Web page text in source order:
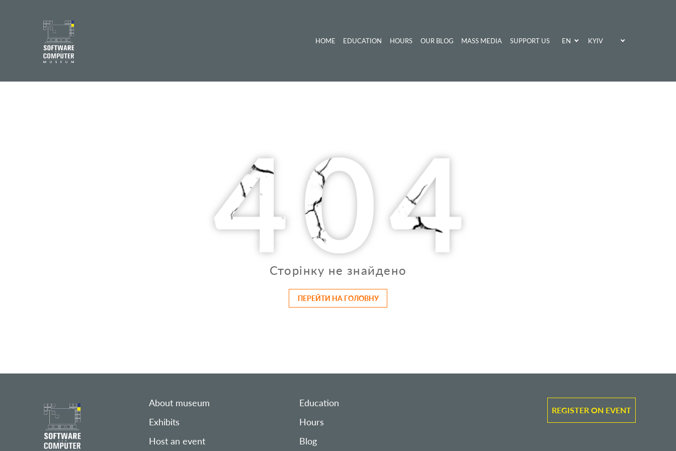
HOME EDUCATION HOURS OUR BLOG MASS MEDIA
SUPPORT US
EN
KYIV
Сторінку не знайдено
ПЕРЕЙТИ НА ГОЛОВНУ
About museum
Exhibits
Host an event
Education
Hours
Blog
REGISTER ON EVENT